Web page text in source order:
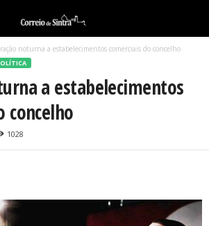
noturna a estabelecimentos comerciais do concelho
a estabelecimentos
concelho
1028